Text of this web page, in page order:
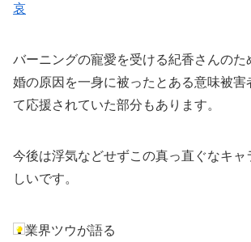
哀
バーニングの寵愛を受ける紀香さんのた
婚の原因を一身に被ったとある意味被害
て応援されていた部分もあります。
今後は浮気などせずこの真っ直ぐなキャ
しいです。
業界ツウが語る